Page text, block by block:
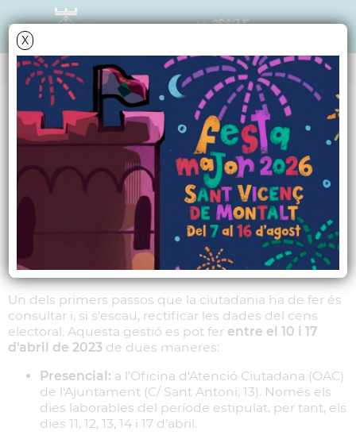
X
NOTÍCIES - ACTUALITAT
Exposició pública del
cens electoral
Dilluns, 3 d'abril, es va publicar al BOE la convocatòria
d'eleccions municipals pel 28 de maig. I ahir 4 d'abril,
s'iniciava oficialment el període electoral.
Un dels primers passos que la ciutadania ha de fer és
consultar i, si s'escau, rectificar les dades del cens
electoral. Aquesta gestió es pot fer entre el 10 i 17
d'abril de 2023 de dues maneres:
Presencial: a l'Oficina d'Atenció Ciutadana (OAC)
de l'Ajuntament (C/ Sant Antoni, 13). Només els
dies laborables del període estipulat, per tant, els
dies 11, 12, 13, 14 i 17 d'abril.